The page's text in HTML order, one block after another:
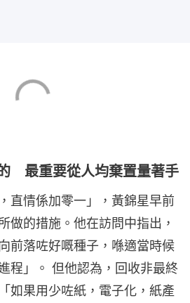
最重要從人均棄置量著手
直情係加零一」，黃錦星早前
做的措施。他在訪問中指出，
前落咗好嘅種子，喺適當時候
程」。 但他認為，回收非最終
如果用少咗紙，電子化，紙產